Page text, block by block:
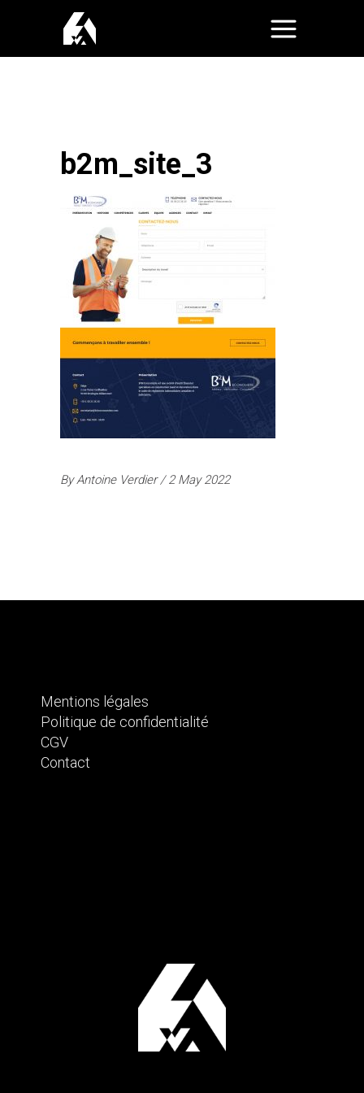
b2m_site_3
ByAntoine Verdier 2 May 2022
Mentions légales
Politique de confidentialité
CGV
Contact